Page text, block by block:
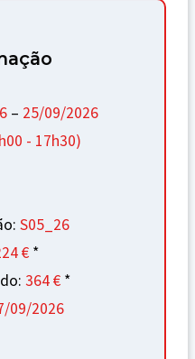
– 25/09/2026
- 17h30)
S05_26
€ *
364 € *
09/2026